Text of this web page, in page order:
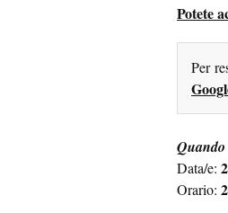
Potete
Per
Quando
Data/e:
Orario: